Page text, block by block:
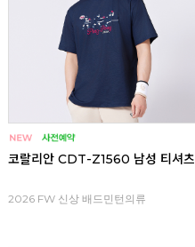
코랄리안 CDT-Z1560 남성 티셔츠
2026 FW 신상 배드민턴의류